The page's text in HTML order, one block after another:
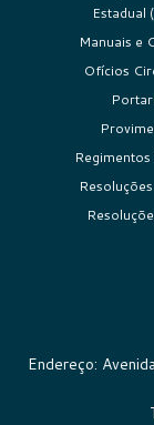
Estadual
Manuais e
Ofícios
Endereço: